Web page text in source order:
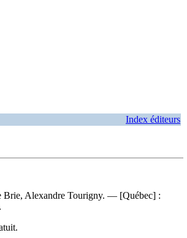
Index éditeurs
Brie, Alexandre Tourigny. — [Québec] :
.